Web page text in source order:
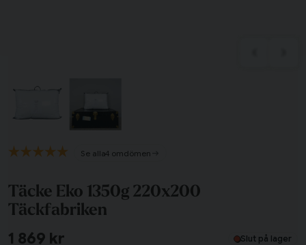
4 omdömen
Täcke Eko 1350g 220x200
Täckfabriken
1 869 kr Slut på lager
Tillagd i varukorgen
Har du alla tillbehör?